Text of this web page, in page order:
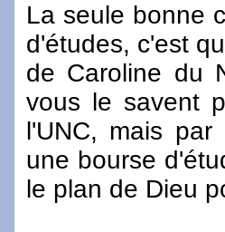
La seule bonne
d'études, c'est
de Caroline du
vous le savent
l'UNC, mais
une bourse
le plan de Dieu